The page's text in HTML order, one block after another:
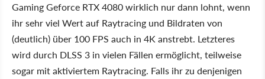
Gaming Geforce RTX 4080 wirklich nur dann lohnt, wenn
ihr sehr viel Wert auf Raytracing und Bildraten von
(deutlich) über 100 FPS auch in 4K anstrebt. Letzteres
wird durch DLSS 3 in vielen Fällen ermöglicht, teilweise
sogar mit aktiviertem Raytracing. Falls ihr zu denjenigen